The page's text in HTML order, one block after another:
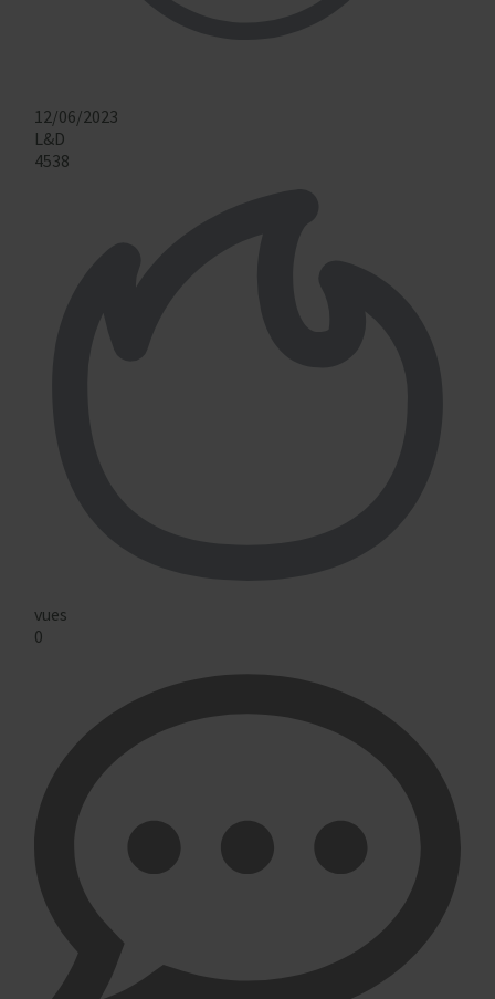
12/06/2023
L&D
4538
vues
0